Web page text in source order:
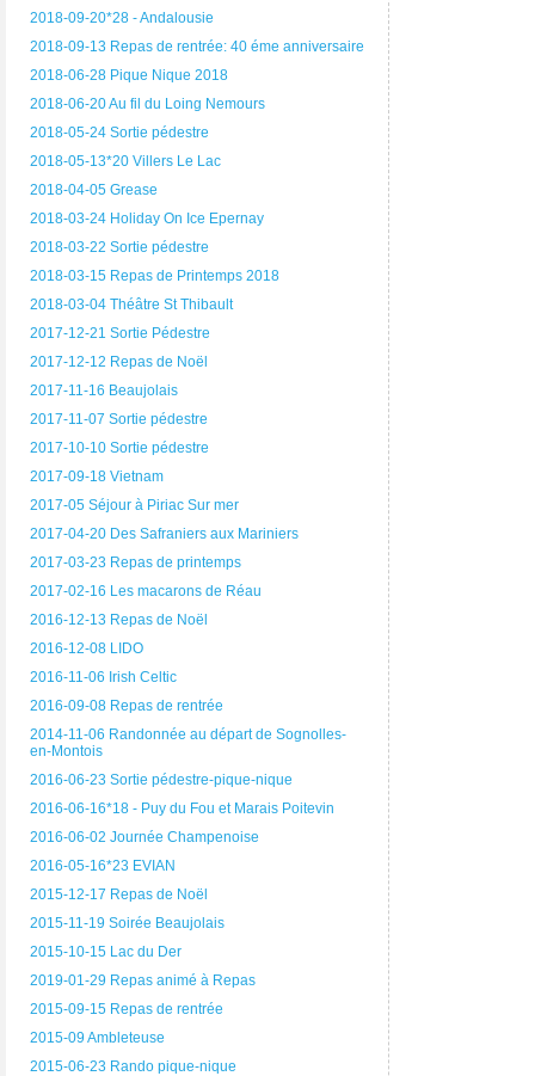
2018-09-20*28 - Andalousie
2018-09-13 Repas de rentrée: 40 éme anniversaire
2018-06-28 Pique Nique 2018
2018-06-20 Au fil du Loing Nemours
2018-05-24 Sortie pédestre
2018-05-13*20 Villers Le Lac
2018-04-05 Grease
2018-03-24 Holiday On Ice Epernay
2018-03-22 Sortie pédestre
2018-03-15 Repas de Printemps 2018
2018-03-04 Théâtre St Thibault
2017-12-21 Sortie Pédestre
2017-12-12 Repas de Noël
2017-11-16 Beaujolais
2017-11-07 Sortie pédestre
2017-10-10 Sortie pédestre
2017-09-18 Vietnam
2017-05 Séjour à Piriac Sur mer
2017-04-20 Des Safraniers aux Mariniers
2017-03-23 Repas de printemps
2017-02-16 Les macarons de Réau
2016-12-13 Repas de Noël
2016-12-08 LIDO
2016-11-06 Irish Celtic
2016-09-08 Repas de rentrée
2014-11-06 Randonnée au départ de Sognolles-
en-Montois
2016-06-23 Sortie pédestre-pique-nique
2016-06-16*18 - Puy du Fou et Marais Poitevin
2016-06-02 Journée Champenoise
2016-05-16*23 EVIAN
2015-12-17 Repas de Noël
2015-11-19 Soirée Beaujolais
2015-10-15 Lac du Der
2019-01-29 Repas animé à Repas
2015-09-15 Repas de rentrée
2015-09 Ambleteuse
2015-06-23 Rando pique-nique